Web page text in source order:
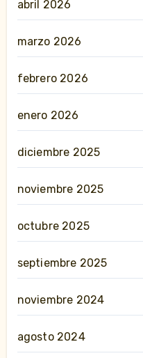
abril 2026
marzo 2026
febrero 2026
enero 2026
diciembre 2025
noviembre 2025
octubre 2025
septiembre 2025
noviembre 2024
agosto 2024